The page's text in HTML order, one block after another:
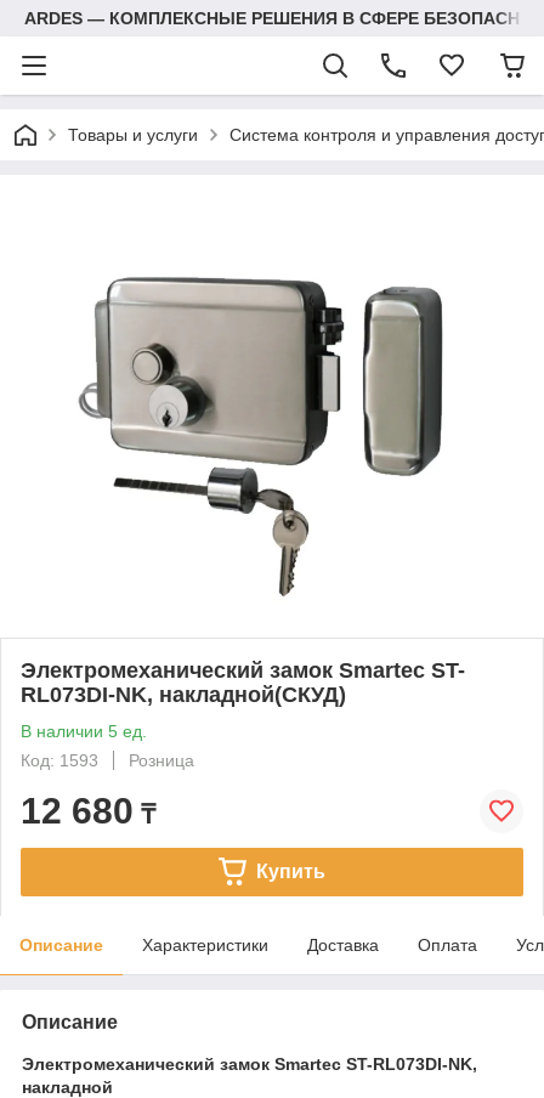
ARDES — КОМПЛЕКСНЫЕ РЕШЕНИЯ В СФЕРЕ
Товары и услуги Система контроля и управления
Электромеханический замок Smartec ST-
RL073DI-NK, накладной(СКУД)
В наличии 5 ед.
Код: 1593
Розница
12 680 ₸
Купить
Описание Характеристики Доставка Оплата
Описание
Электромеханический замок Smartec ST-RL073DI-NK,
накладной